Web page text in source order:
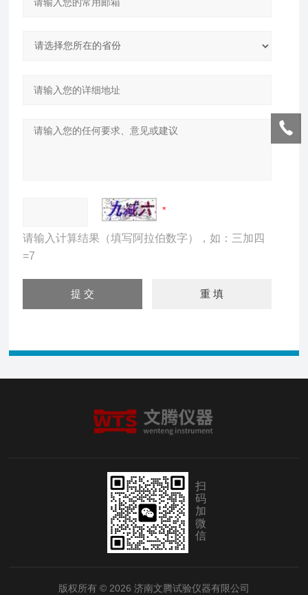
请输入计算结果（填写阿拉伯数字），如：三加四
=7
扫
码
加
微
信
版权所有 © 2026 济南文腾试验仪器有限公司